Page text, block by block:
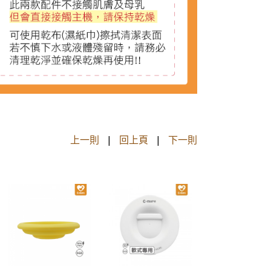
上一則 | 回上頁 | 下一則